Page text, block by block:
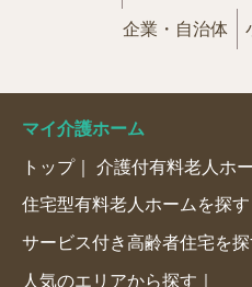
企業・自治体
マイ介護ホーム
トップ 介護付有料老人ホ
住宅型有料老人ホームを探す
サービス付き高齢者住宅を探
人気のエリアから探す